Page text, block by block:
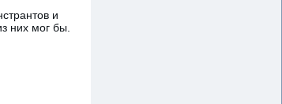
и
них мог бы.